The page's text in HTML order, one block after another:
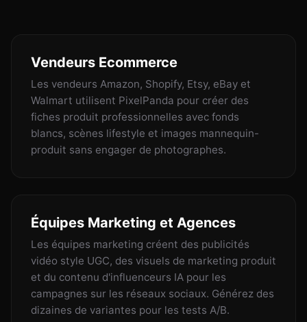
Vendeurs Ecommerce
Les vendeurs Amazon, Shopify, Etsy, eBay et
Walmart utilisent PixelPanda pour créer des
fiches produit professionnelles avec fonds
blancs, scènes lifestyle et images mannequin-
produit sans engager de photographes.
Équipes Marketing et Agences
Les équipes marketing créent des publicités
vidéo style UGC, des visuels de marketing produit
et du contenu d'influenceurs IA pour les
campagnes sur les réseaux sociaux. Générez des
dizaines de variantes pour les tests A/B.